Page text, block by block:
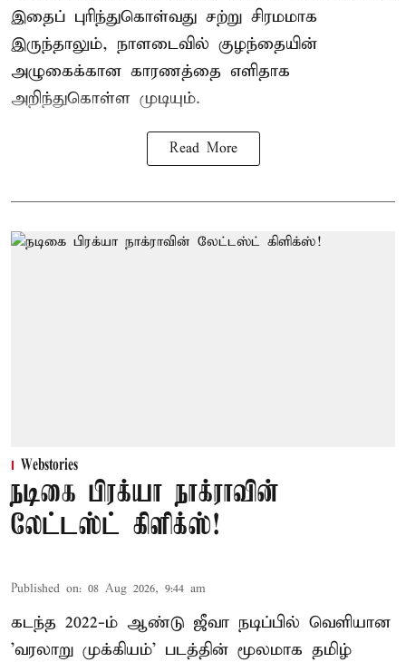
இதைப் புரிந்துகொள்வது சற்று சிரமமாக
இருந்தாலும், நாளடைவில் குழந்தையின்
அழுகைக்கான காரணத்தை எளிதாக
அறிந்துகொள்ள முடியும்.
Read More
Webstories
நடிகை பிரக்யா நாக்ராவின்
லேட்டஸ்ட் கிளிக்ஸ்!
Published on: 08 Aug 2026, 9:44 am
கடந்த 2022-ம் ஆண்டு ஜீவா நடிப்பில் வெளியான
'வரலாறு முக்கியம்' படத்தின் மூலமாக தமிழ்